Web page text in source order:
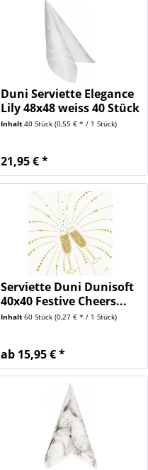
Duni Serviette Elegance
Lily 48x48 weiss 40 Stück
Inhalt 40 Stück (0,55 € * / 1 Stück)
21,95 € *
Serviette Duni Dunisoft
40x40 Festive Cheers...
Inhalt 60 Stück (0,27 € * / 1 Stück)
ab 15,95 € *